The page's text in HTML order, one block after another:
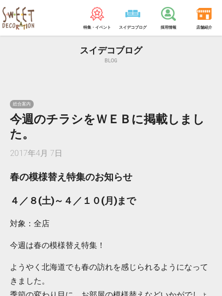
特集・イベント スイデコブログ 採用情報 店舗紹介
スイデコブログ
BLOG
総合案内
今週のチラシをＷＥＢに掲載しまし
た。
2017年4月 7日
春の模様替え特集のお知らせ
４／８(土)～４／１０(月)まで
対象：全店
今週は春の模様替え特集！
ようやく北海道でも春の訪れを感じられるようになって
きました。